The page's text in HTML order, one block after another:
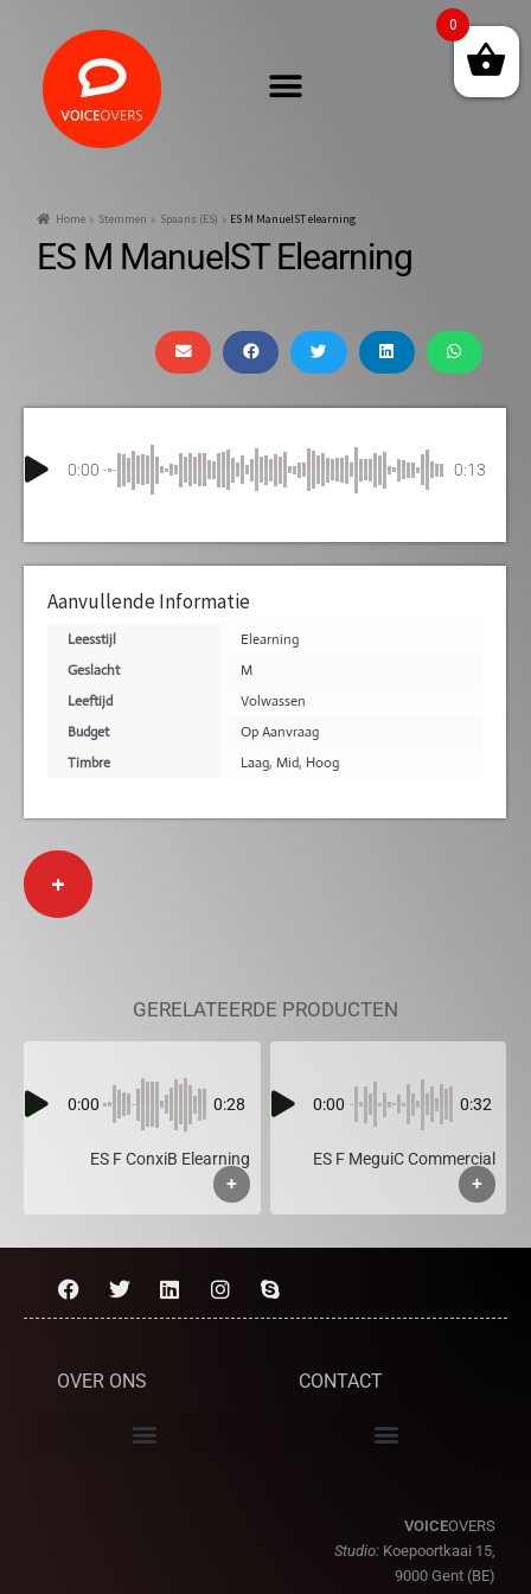
Home Stemmen Spaans (ES) ES M ManuelST elearning
ES M ManuelST Elearning
0:00 0:13
Aanvullende Informatie
Leesstijl
Elearning
Geslacht
M
Leeftijd
Volwassen
Budget
Op Aanvraag
Timbre
Laag, Mid, Hoog
+
GERELATEERDE PRODUCTEN
0:00 0:28
ES F ConxiB Elearning
+
0:00 0:32
ES F MeguiC Commercial
+
OVER ONS CONTACT
VOICEOVERS
Studio: Koepoortkaai 15,
9000 Gent (BE)
0